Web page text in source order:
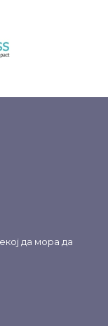
да мора да